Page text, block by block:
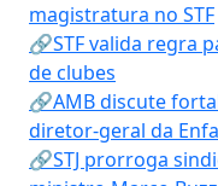
magistratura no STF
🔗STF valida regra
de clubes
🔗AMB discute
diretor-geral da
🔗STJ prorroga